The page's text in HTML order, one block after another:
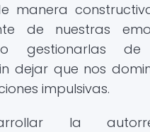
manera
de nuestras
gestionarlas de
dejar que nos
impulsivas.
la